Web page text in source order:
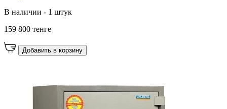
В наличии - 1 штук
159 800 тенге
Добавить в корзину